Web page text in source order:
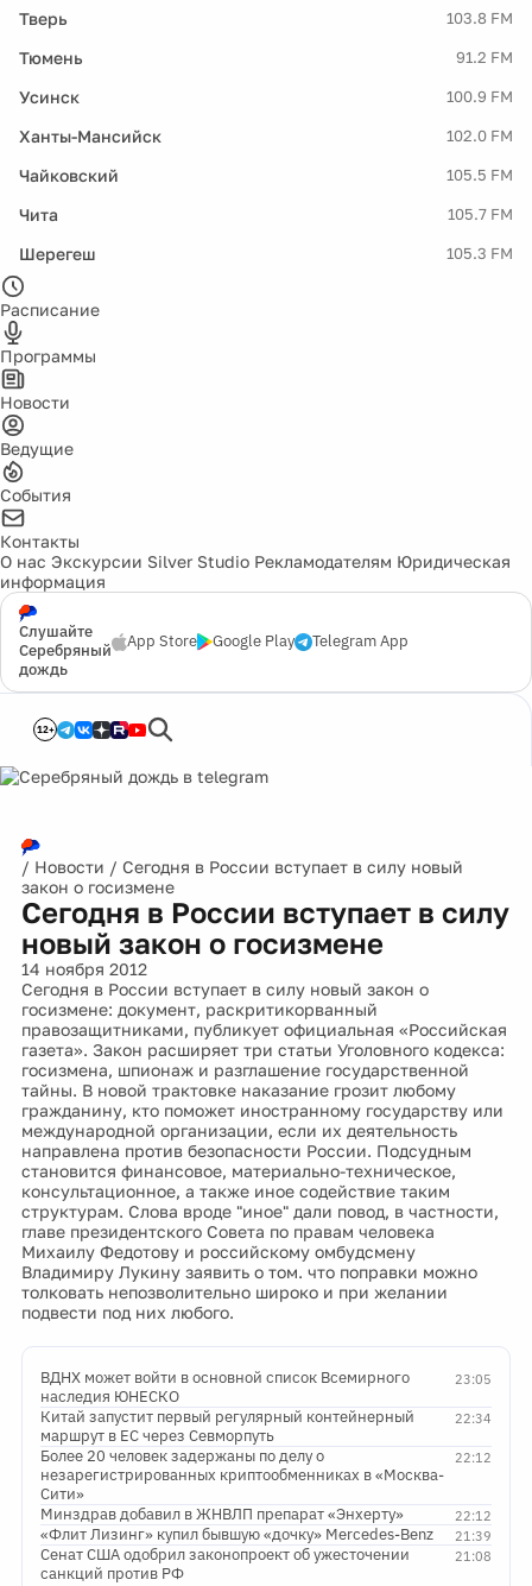
Тверь 103.8 FM
Тюмень 91.2 FM
Усинск 100.9 FM
Ханты-Мансийск 102.0 FM
Чайковский 105.5 FM
Чита 105.7 FM
Шерегеш 105.3 FM
Расписание
Программы
Новости
Ведущие
События
Контакты
О нас Экскурсии Silver Studio Рекламодателям Юридическая
информация
Слушайте
Серебряный
дождь
App Store Google Play Telegram App
12+
/ Новости / Сегодня в России вступает в силу новый
закон о госизмене
Сегодня в России вступает в силу
новый закон о госизмене
14 ноября 2012
Сегодня в России вступает в силу новый закон о
госизмене: документ, раскритикорванный
правозащитниками, публикует официальная «Российская
газета». Закон расширяет три статьи Уголовного кодекса:
госизмена, шпионаж и разглашение государственной
тайны. В новой трактовке наказание грозит любому
гражданину, кто поможет иностранному государству или
международной организации, если их деятельность
направлена против безопасности России. Подсудным
становится финансовое, материально-техническое,
консультационное, а также иное содействие таким
структурам. Слова вроде "иное" дали повод, в частности,
главе президентского Совета по правам человека
Михаилу Федотову и российскому омбудсмену
Владимиру Лукину заявить о том. что поправки можно
толковать непозволительно широко и при желании
подвести под них любого.
23:05
ВДНХ может войти в основной список Всемирного
наследия ЮНЕСКО
22:34
Китай запустит первый регулярный контейнерный
маршрут в ЕС через Севморпуть
22:12
Более 20 человек задержаны по делу о
незарегистрированных криптообменниках в «Москва-
Сити»
22:12
Минздрав добавил в ЖНВЛП препарат «Энхерту»
21:39
«Флит Лизинг» купил бывшую «дочку» Mercedes-Benz
21:08
Сенат США одобрил законопроект об ужесточении
санкций против РФ